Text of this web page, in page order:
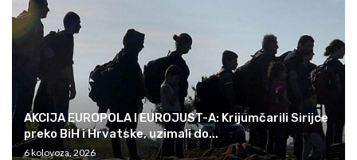
AKCIJA EUROPOLA I EUROJUST-A: Krijumčarili Sirijce
preko BiH i Hrvatske, uzimali do...
6 kolovoza, 2026